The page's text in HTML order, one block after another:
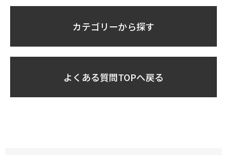
カテゴリーから探す
よくある質問TOPへ戻る